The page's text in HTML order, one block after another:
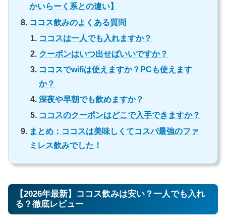
かいらーく系との違い】
ココス飲みのよくある質問
ココスは一人でも入れますか？
クーポンはいつ出せばいいですか？
ココスでwifiは使えますか？PCも使えます
か？
深夜や早朝でも飲めますか？
ココスのクーポンはどこで入手できますか？
まとめ：ココスは美味しくてコスパ最強のファ
ミレス飲みでした！
【2026年最新】ココス飲みは安い？一人でも入れ
る？徹底レビュー